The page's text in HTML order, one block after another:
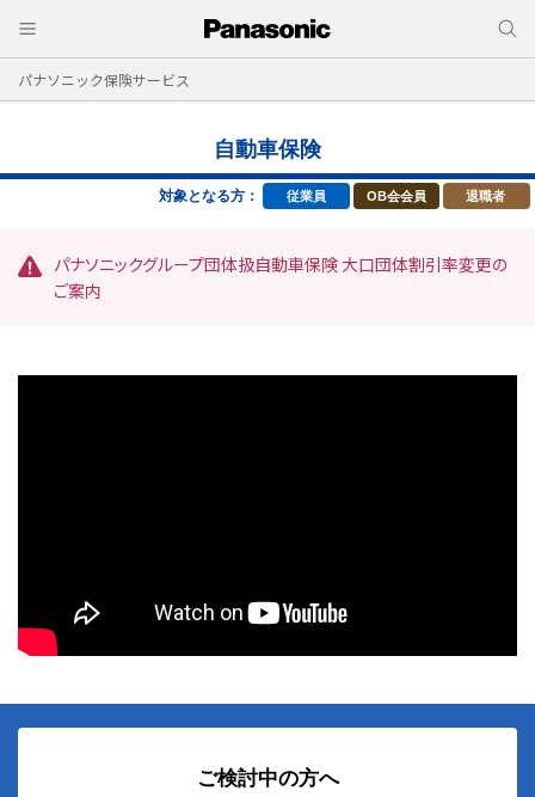
パナソニック保険サービス
自動車保険
対象となる方： 従業員 OB会会員 退職者
パナソニックグループ団体扱自動車保険 大口団体割引率変更の
ご案内
ご検討中の方へ